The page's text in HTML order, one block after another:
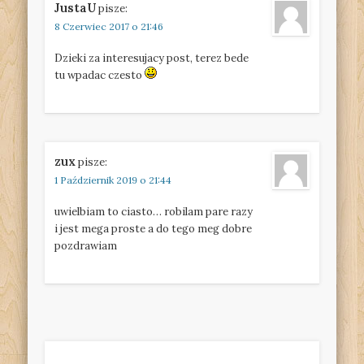
JustaUpisze:
8 Czerwiec 2017 o 21:46
Dzieki za interesujacy post, terez bede
tu wpadac czesto
zuxpisze:
1 Październik 2019 o 21:44
uwielbiam to ciasto… robilam pare razy
i jest mega proste a do tego meg dobre
pozdrawiam